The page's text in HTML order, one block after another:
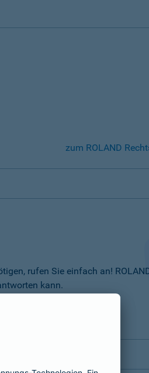
zum ROLAND
rufen Sie einfach an!
kann.